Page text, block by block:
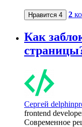
Нравится 4 2
Как
Сергей
frontend
Современное